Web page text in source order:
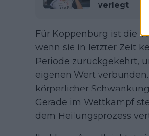
verlegt
Für Koppenburg ist die
wenn sie in letzter Zeit
Periode zurückgekehrt,
eigenen Wert
körperlicher
Gerade im Wettkampf
dem Heilungsprozess